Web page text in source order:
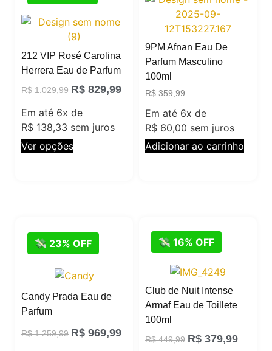
212 VIP Rosé Carolina
Herrera Eau de Parfum
R$1.029,99 R$ 829,99
Em até 6x de
R$ 138,33 sem juros
Ver opções
9PM Afnan Eau De
Parfum Masculino
100ml
R$ 359,99
Em até 6x de
R$ 60,00 sem juros
Adicionar ao carrinho
💸 23% OFF
Candy Prada Eau de
Parfum
R$1.259,99 R$ 969,99
💸 16% OFF
Club de Nuit Intense
Armaf Eau de Toillete
100ml
R$449,99 R$ 379,99